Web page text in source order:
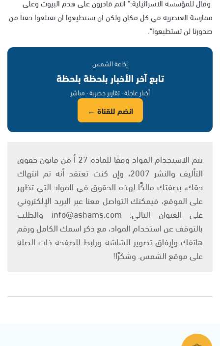
ممارسة العنصريه قي كل مكان ولكن ان تستطيعوا ان تقتلعوا حقنا من
صدورنا لن تستطيعوا".
إذاعة الشمس
تابع آخر الأخبار بلحظة بلحظة
أخبار عاجلة · تقارير حصرية · مباشر
انضم للقناة ←
يتم الاستخدام المواد وفقًا للمادة 27 أ من قانون حقوق
التأليف والنشر 2007، وإن كنت تعتقد أنه تم انتهاك
حقك، بصفتك مالكًا لهذه الحقوق في المواد التي تظهر
على الموقع، فيمكنك التواصل معنا عبر البريد الإلكتروني
على العنوان التالي: info@ashams.com والطلب
بالتوقف عن استخدام المواد، مع ذكر اسمك الكامل ورقم
هاتفك وإرفاق تصوير للشاشة ورابط للصفحة ذات الصلة
على موقع الشمس. وشكرًا!